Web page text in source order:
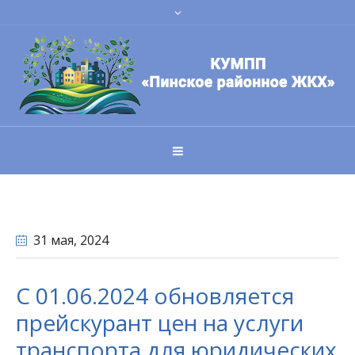
31 мая, 2024
С 01.06.2024 обновляется
прейскурант цен на услуги